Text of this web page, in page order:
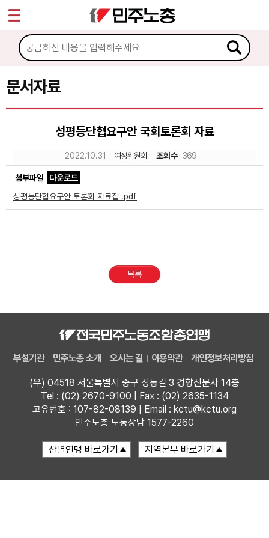
문서자료
성평등단협요구안 국회토론회 자료
2022.10.31 여성위원회 조회수 369
첨부파일
다운로드
성평등단협요구안 토론회 자료집 .pdf
목록
부설기관 민주노총 소개 오시는 길 이용약관 개인정보처리방침
(우) 04518 서울특별시 중구 정동길 3 경향신문사 14층
Tel : (02) 2670-9100 | Fax : (02) 2635-1134
고유번호 : 107-82-08139 | Email : kctu@kctu.org
민주노총 노동상담 1577-2260
마이페이지
소개
소식
문서자료
Sketchbook5, 스케치북5
Sketchbook5, 스케치북5